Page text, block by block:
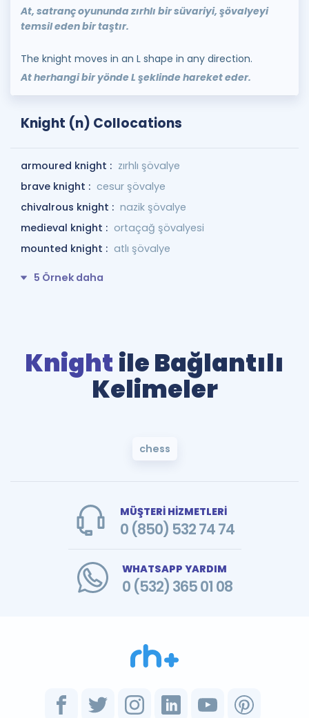
At, satranç oyununda zırhlı bir süvariyi, şövalyeyi
temsil eden bir taştır.
The knight moves in an L shape in any direction.
At herhangi bir yönde L şeklinde hareket eder.
Knight (n) Collocations
armoured knight : zırhlı şövalye
brave knight : cesur şövalye
chivalrous knight : nazik şövalye
medieval knight : ortaçağ şövalyesi
mounted knight : atlı şövalye
5 Örnek daha
Knight ile Bağlantılı
Kelimeler
chess
MÜŞTERİ HİZMETLERİ
0 (850) 532 74 74
WHATSAPP YARDIM
0 (532) 365 01 08